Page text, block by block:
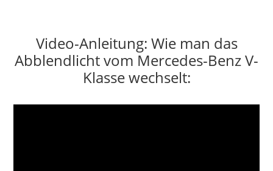
Video-Anleitung: Wie man das
Abblendlicht vom Mercedes-Benz V-
Klasse wechselt: